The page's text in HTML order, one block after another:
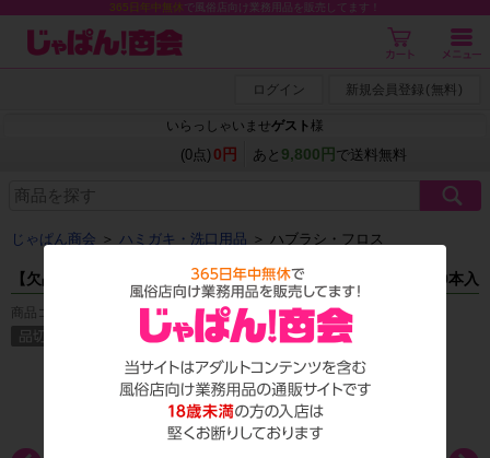
365日年中無休で風俗店向け業務用品を販売してます！
ログイン 新規会員登録 ( 無料 )
いらっしゃいませ ゲスト様
(0点) 0円 あと 9,800円 で送料無料
じゃぱん商会 ＞ ハミガキ・洗口用品 ＞ ハブラシ・フロス
【欠品中】インスタント歯ブラシ キシリトール配合 液付き 400本入
商品コード：S_0300